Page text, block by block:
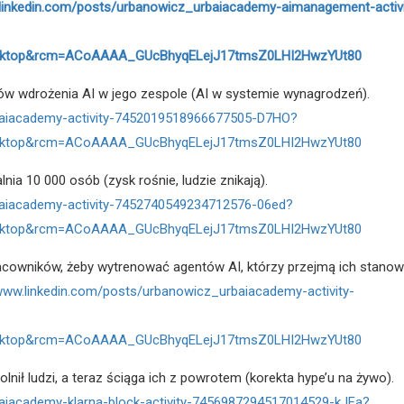
posts/urbanowicz_urbaiacademy-aimanagement-
wdrożenia AI w jego zespole (AI w systemie wynagrodzeń).
activity-7452019518966677505-D7HO?
10 000 osób (zysk rośnie, ludzie znikają).
activity-7452740549234712576-06ed?
żeby wytrenować agentów AI, którzy przejmą ich
posts/urbanowicz_urbaiacademy-activity-
ludzi, a teraz ściąga ich z powrotem (korekta hype’u na żywo).